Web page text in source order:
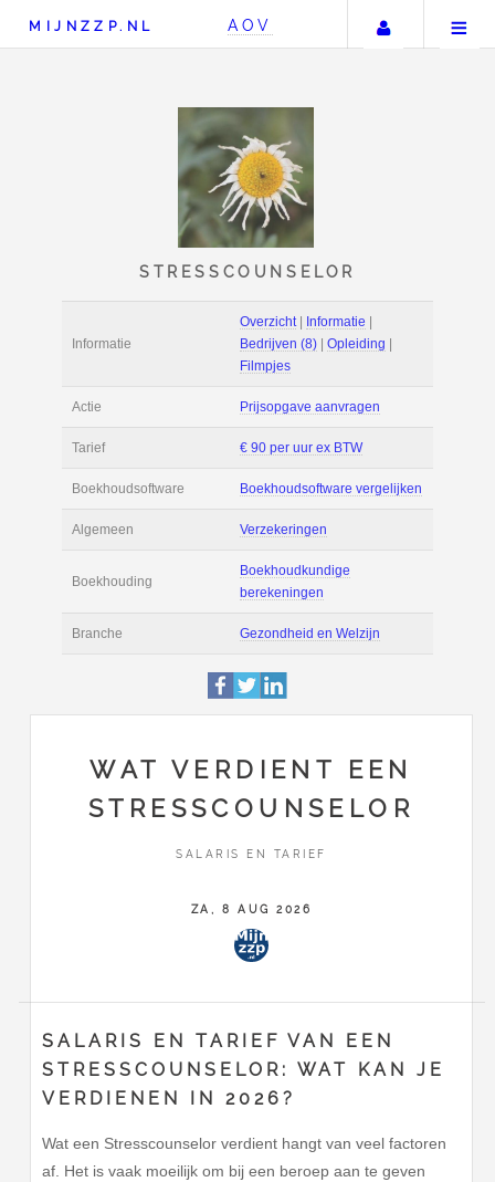
MIJNZZP.NL AOV Uw
STRESSCOUNSELOR
Overzicht
Filmpjes
Prijsopgave
Boekhoudsoftware
Boekhouding
berekeningen
WAT VERDIENT EEN
STRESSCOUNSELOR
SALARIS EN TARIEF
ZA, 8 AUG 2026
SALARIS EN TARIEF VAN EEN
STRESSCOUNSELOR: WAT KAN JE
VERDIENEN IN 2026?
Wat een Stresscounselor verdient hangt van veel factoren
af. Het is vaak moeilijk om bij een beroep aan te geven